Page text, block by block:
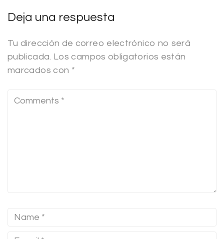
Deja una respuesta
Tu dirección de correo electrónico no será
publicada. Los campos obligatorios están
marcados con *